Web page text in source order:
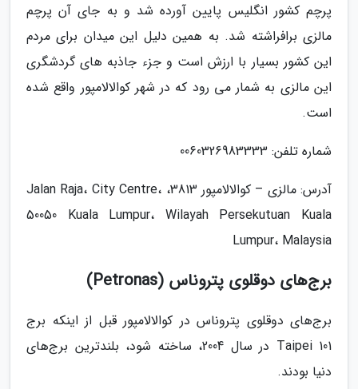
پرچم کشور انگلیس پایین آورده شد و به جای آن پرچم
مالزی برافراشته شد. به همین دلیل این میدان برای مردم
این کشور بسیار با ارزش است و جزء جاذبه های گردشگری
این مالزی به شمار می رود که در شهر کوالالامپور واقع شده
است.
شماره تلفن: 0060326983333
آدرس: مالزی – کوالالامپور 3813، Jalan Raja، City Centre،
50050 Kuala Lumpur، Wilayah Persekutuan Kuala
Lumpur، Malaysia
برج‌های دوقلوی پتروناس (Petronas)
برج‌های دوقلوی پتروناس در کوالالامپور قبل از اینکه برج
Taipei 101 در سال 2004، ساخته شود، بلندترین برج‌های
دنیا بودند.